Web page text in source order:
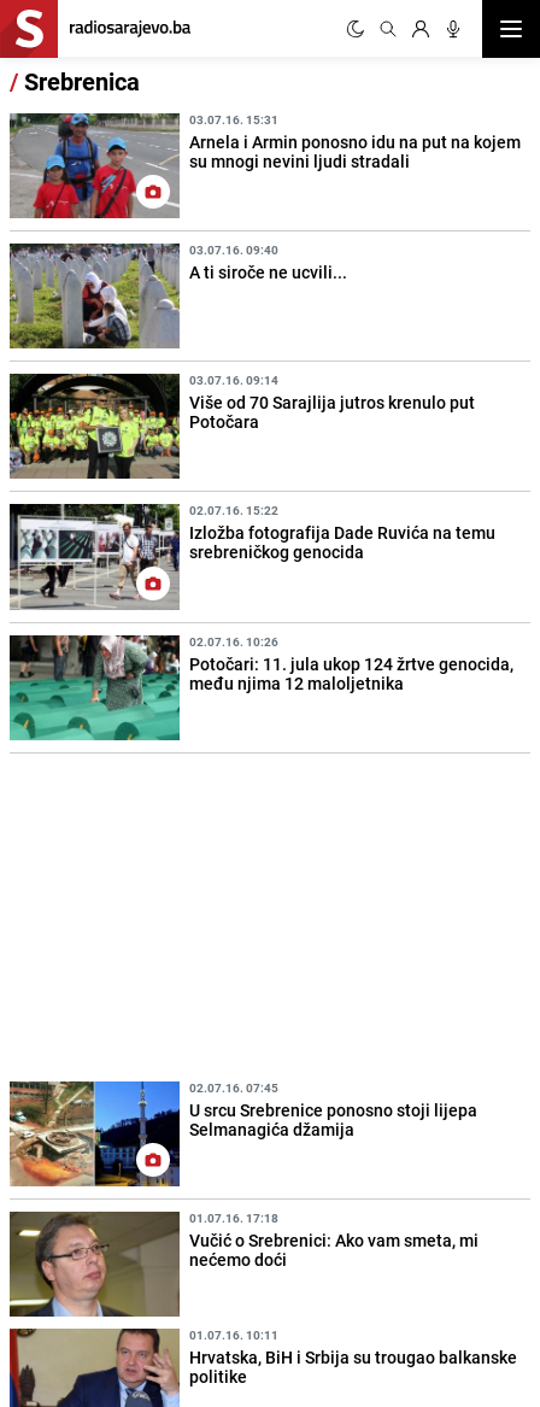
/Srebrenica
03.07.16. 15:31
Arnela i Armin ponosno idu na put na kojem
su mnogi nevini ljudi stradali
03.07.16. 09:40
A ti siroče ne ucvili...
03.07.16. 09:14
Više od 70 Sarajlija jutros krenulo put
Potočara
02.07.16. 15:22
Izložba fotografija Dade Ruvića na temu
srebreničkog genocida
02.07.16. 10:26
Potočari: 11. jula ukop 124 žrtve genocida,
među njima 12 maloljetnika
02.07.16. 07:45
U srcu Srebrenice ponosno stoji lijepa
Selmanagića džamija
01.07.16. 17:18
Vučić o Srebrenici: Ako vam smeta, mi
nećemo doći
01.07.16. 10:11
Hrvatska, BiH i Srbija su trougao balkanske
politike